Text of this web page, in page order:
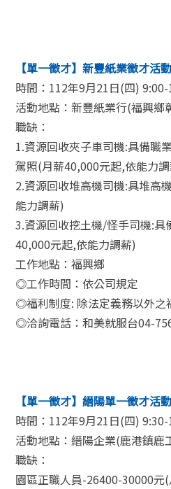
【單一徵才】新豐紙業徵才活動
時間：112年9月21日(四) 9:00-
活動地點：新豐紙業行(福興鄉
職缺：
1.資源回收夾子車司機:具備職
駕照(月薪40,000元起,依能力
2.資源回收堆高機司機:具堆高
能力調薪)
3.資源回收挖土機/怪手司機:
40,000元起,依能力調薪)
工作地點：福興鄉
◎工作時間：依公司規定
◎福利制度: 除法定義務以外之
◎洽詢電話：和美就服台04-
【單一徵才】縉陽單一徵才活動
時間：112年9月21日(四) 9:30-
活動地點：縉陽企業(鹿港鎮鹿
職缺：
園區正職人員-26400-30000元